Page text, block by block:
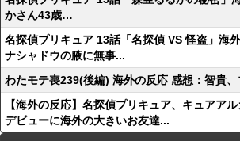
かさん43歳…
名探偵プリキュア 13話「名探偵 VS 怪盗」海
ナシャドウの腋に無事...
わたモテ喪239(後編) 海外の反応 感想：智貴、
【海外の反応】名探偵プリキュア、キュアア
デビューに海外の大きいお友達...